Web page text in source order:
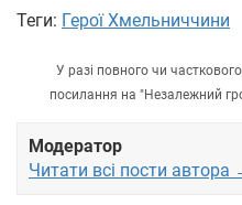
Теги: Герої Хмельниччини
У разі повного чи
посилання на "Незалежний
Модератор
Читати всі пости автора